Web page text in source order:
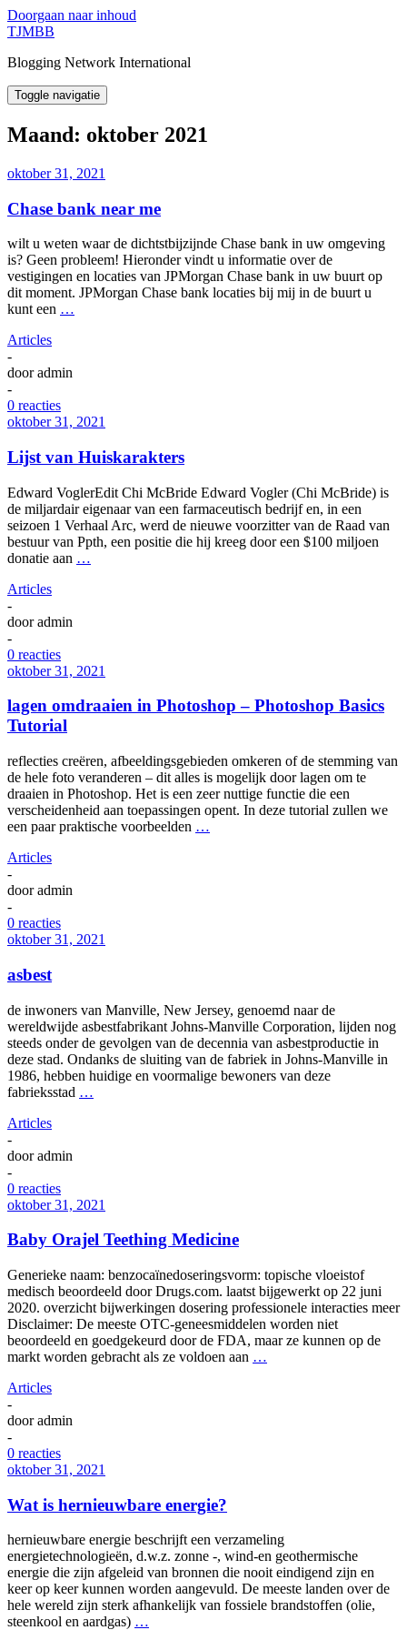
Doorgaan naar inhoud
TJMBB
Blogging Network International
Toggle navigatie
Maand: oktober 2021
oktober 31, 2021
Chase bank near me
wilt u weten waar de dichtstbijzijnde Chase bank in uw omgeving
is? Geen probleem! Hieronder vindt u informatie over de
vestigingen en locaties van JPMorgan Chase bank in uw buurt op
dit moment. JPMorgan Chase bank locaties bij mij in de buurt u
kunt een …
Articles
-
dooradmin
-
0 reacties
oktober 31, 2021
Lijst van Huiskarakters
Edward VoglerEdit Chi McBride Edward Vogler (Chi McBride) is
de miljardair eigenaar van een farmaceutisch bedrijf en, in een
seizoen 1 Verhaal Arc, werd de nieuwe voorzitter van de Raad van
bestuur van Ppth, een positie die hij kreeg door een $100 miljoen
donatie aan …
Articles
-
dooradmin
-
0 reacties
oktober 31, 2021
lagen omdraaien in Photoshop – Photoshop Basics
Tutorial
reflecties creëren, afbeeldingsgebieden omkeren of de stemming van
de hele foto veranderen – dit alles is mogelijk door lagen om te
draaien in Photoshop. Het is een zeer nuttige functie die een
verscheidenheid aan toepassingen opent. In deze tutorial zullen we
een paar praktische voorbeelden …
Articles
-
dooradmin
-
0 reacties
oktober 31, 2021
asbest
de inwoners van Manville, New Jersey, genoemd naar de
wereldwijde asbestfabrikant Johns-Manville Corporation, lijden nog
steeds onder de gevolgen van de decennia van asbestproductie in
deze stad. Ondanks de sluiting van de fabriek in Johns-Manville in
1986, hebben huidige en voormalige bewoners van deze
fabrieksstad …
Articles
-
dooradmin
-
0 reacties
oktober 31, 2021
Baby Orajel Teething Medicine
Generieke naam: benzocaïnedoseringsvorm: topische vloeistof
medisch beoordeeld door Drugs.com. laatst bijgewerkt op 22 juni
2020. overzicht bijwerkingen dosering professionele interacties meer
Disclaimer: De meeste OTC-geneesmiddelen worden niet
beoordeeld en goedgekeurd door de FDA, maar ze kunnen op de
markt worden gebracht als ze voldoen aan …
Articles
-
dooradmin
-
0 reacties
oktober 31, 2021
Wat is hernieuwbare energie?
hernieuwbare energie beschrijft een verzameling
energietechnologieën, d.w.z. zonne -, wind-en geothermische
energie die zijn afgeleid van bronnen die nooit eindigend zijn en
keer op keer kunnen worden aangevuld. De meeste landen over de
hele wereld zijn sterk afhankelijk van fossiele brandstoffen (olie,
steenkool en aardgas) …